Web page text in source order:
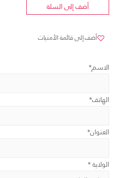
أضف إلى السلة
أضف إلى قائمة الأمنيات
الاسم*
الهاتف*
العنوان*
الولاية *